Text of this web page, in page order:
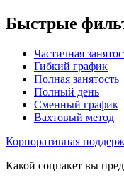
Быстрые
Частичная
Гибкий график
Полная занятость
Полный день
Сменный график
Вахтовый метод
Корпоративная
Какой соцпакет вы